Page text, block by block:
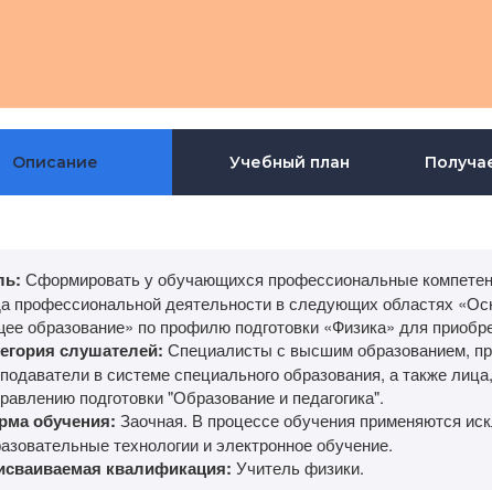
Описание Учебный план
Сформировать у обучающихся профессиональные
профессиональной деятельности в следующих областях
образование» по профилю подготовки «Физика» для
слушателей: Специалисты с высшим образованием,
в системе специального образования, а также
подготовки "Образование и педагогика".
обучения: Заочная. В процессе обучения применяются
технологии и электронное обучение.
квалификация: Учитель физики.